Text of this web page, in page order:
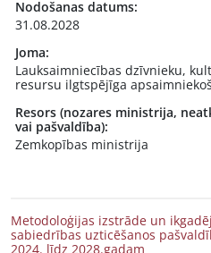
Nodošanas datums:
31.08.2028
Joma:
Lauksaimniecības dzīvnieku,
resursu ilgtspējīga
Resors (nozares ministrija,
vai pašvaldība):
Zemkopības ministrija
Metodoloģijas izstrāde un
sabiedrības uzticēšanos
2024. līdz 2028.gadam